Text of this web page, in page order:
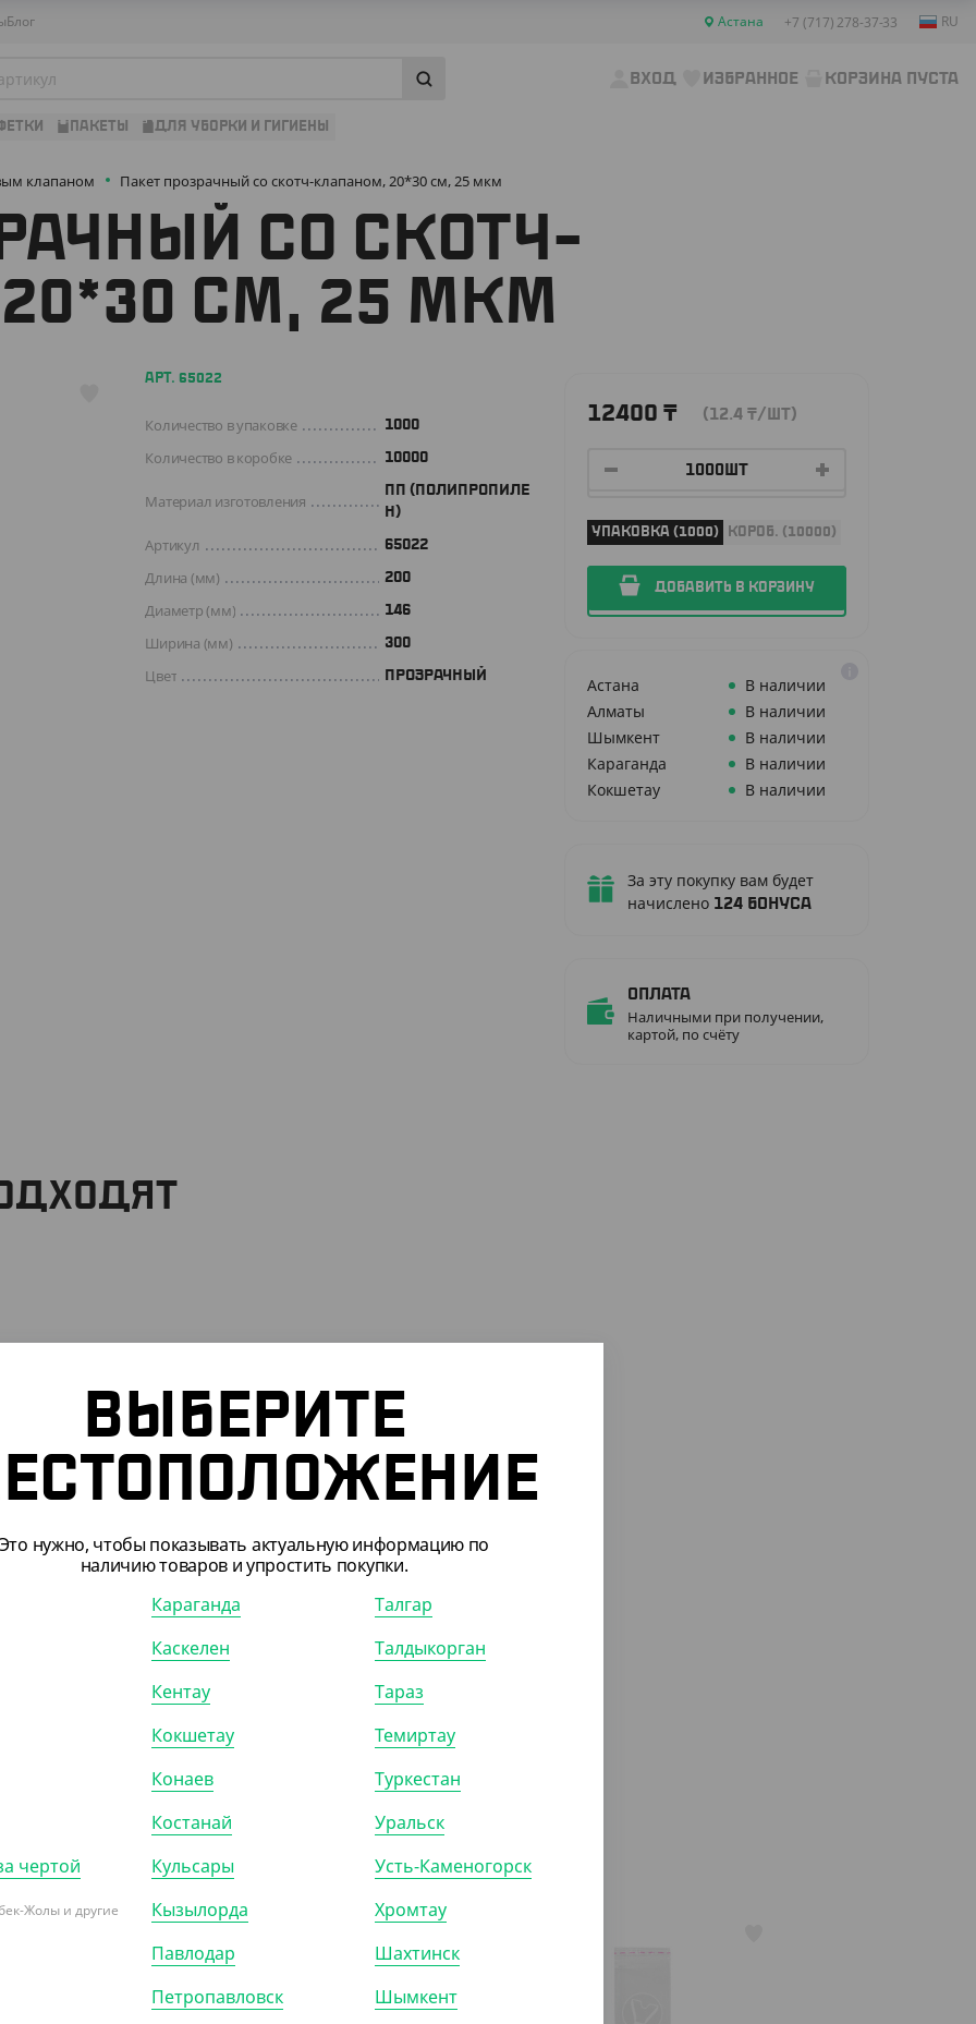
Блог Астана +7 (717) 278-37-33 RU
ВХОД ИЗБРАННОЕ КОРЗИНА ПУСТА
ПАКЕТЫ ДЛЯ УБОРКИ И ГИГИЕНЫ
клапаном Пакет прозрачный со скотч-клапаном, 20*30 см, 25 мкм
СО СКОТЧ-
СМ, 25 МКМ
12400 ₸ (12.4 ₸/ШТ)
УПАКОВКА (1000) КОРОБ. (10000)
ДОБАВИТЬ В КОРЗИНУ
Астана
В наличии
Алматы
В наличии
Шымкент
В наличии
Караганда
В наличии
Кокшетау
В наличии
За эту покупку вам будет
начислено 124 бонуса
Оплата
Наличными при получении,
картой, по счёту
АРТ. 65022
Количество в упаковке 1000
Количество в коробке 10000
Материал изготовления
ПП (ПОЛИПРОПИЛЕ
Н)
Артикул 65022
Длина (мм) 200
Диаметр (мм) 146
Ширина (мм) 300
Цвет ПРОЗРАЧНЫЙ
ВЫБЕРИТЕ
Это нужно, чтобы показывать актуальную информацию по
наличию товаров и упростить покупки.
чертой
Жолы и другие
Караганда
Каскелен
Кентау
Кокшетау
Конаев
Костанай
Кульсары
Кызылорда
Павлодар
Петропавловск
Талгар
Талдыкорган
Тараз
Темиртау
Туркестан
Уральск
Усть-Каменогорск
Хромтау
Шахтинск
Шымкент